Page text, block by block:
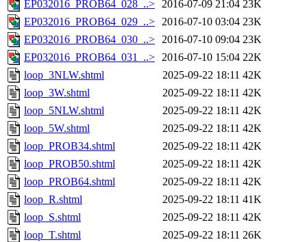
EP032016_PROB64_028_..> 2016-07-09 21:04 23K
EP032016_PROB64_029_..> 2016-07-10 03:04 23K
EP032016_PROB64_030_..> 2016-07-10 09:04 23K
EP032016_PROB64_031_..> 2016-07-10 15:04 22K
loop_3NLW.shtml
2025-09-22 18:11 42K
loop_3W.shtml
2025-09-22 18:11 42K
loop_5NLW.shtml
2025-09-22 18:11 42K
loop_5W.shtml
2025-09-22 18:11 42K
loop_PROB34.shtml
2025-09-22 18:11 42K
loop_PROB50.shtml
2025-09-22 18:11 42K
loop_PROB64.shtml
2025-09-22 18:11 42K
loop_R.shtml
2025-09-22 18:11 41K
loop_S.shtml
2025-09-22 18:11 42K
loop_T.shtml
2025-09-22 18:11 26K